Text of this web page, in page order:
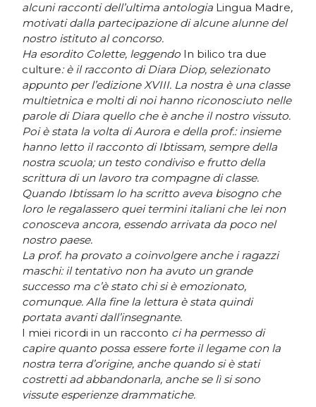
alcuni racconti dell’ultima antologia Lingua Madre,
motivati dalla partecipazione di alcune alunne del
nostro istituto al concorso.
Ha esordito Colette, leggendo In bilico tra due
culture: è il racconto di Diara Diop, selezionato
appunto per l’edizione XVIII. La nostra è una classe
multietnica e molti di noi hanno riconosciuto nelle
parole di Diara quello che è anche il nostro vissuto.
Poi è stata la volta di Aurora e della prof.: insieme
hanno letto il racconto di Ibtissam, sempre della
nostra scuola; un testo condiviso e frutto della
scrittura di un lavoro tra compagne di classe.
Quando Ibtissam lo ha scritto aveva bisogno che
loro le regalassero quei termini italiani che lei non
conosceva ancora, essendo arrivata da poco nel
nostro paese.
La prof. ha provato a coinvolgere anche i ragazzi
maschi: il tentativo non ha avuto un grande
successo ma c’è stato chi si è emozionato,
comunque. Alla fine la lettura è stata quindi
portata avanti dall’insegnante.
I miei ricordi in un racconto ci ha permesso di
capire quanto possa essere forte il legame con la
nostra terra d’origine, anche quando si è stati
costretti ad abbandonarla, anche se lì si sono
vissute esperienze drammatiche.